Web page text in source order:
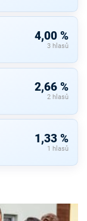
4,00 %
3 hlasů
2,66 %
2 hlasů
1,33 %
1 hlasů